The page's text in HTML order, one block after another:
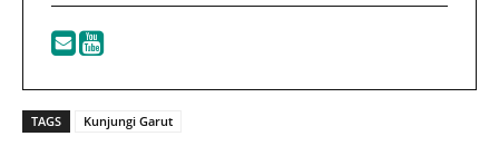
TAGS Kunjungi Garut